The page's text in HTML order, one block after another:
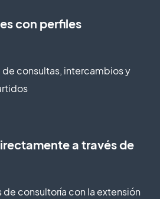
con perfiles
de consultas, intercambios y
a través de
de consultoría con la extensión